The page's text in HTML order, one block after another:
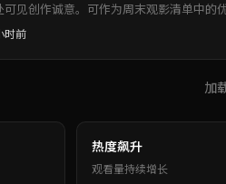
见创作诚意。可作为周末观影清单中的优
时前
加
热度飙升
观看量持续增长